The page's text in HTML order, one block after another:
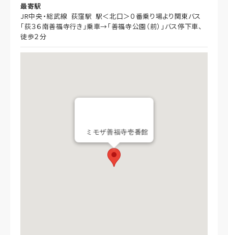
最寄駅
JR中央・総武線 荻窪駅 駅＜北口＞０番乗り場より関東バス
「荻３６南善福寺行き」乗車→「善福寺公園（前）」バス停下車、
徒歩２分
ミモザ善福寺壱番館